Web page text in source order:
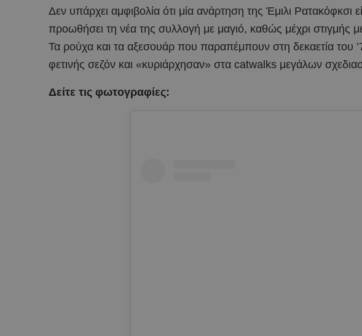
Δεν υπάρχει αμφιβολία ότι μία ανάρτηση της Έμιλι Ρατακόφκσι
προωθήσει τη νέα της συλλογή με μαγιό, καθώς μέχρι στιγμής
Τα ρούχα και τα αξεσουάρ που παραπέμπουν στη δεκαετία του
φετινής σεζόν και «κυριάρχησαν» στα catwalks μεγάλων
Δείτε τις φωτογραφίες: